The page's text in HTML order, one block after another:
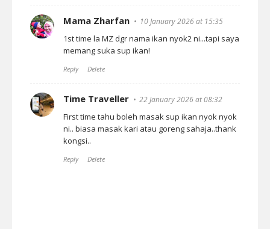
Mama Zharfan 10 January 2026 at 15:35
1st time la MZ dgr nama ikan nyok2 ni...tapi saya
memang suka sup ikan!
Reply Delete
Time Traveller 22 January 2026 at 08:32
First time tahu boleh masak sup ikan nyok nyok
ni.. biasa masak kari atau goreng sahaja..thank
kongsi..
Reply Delete